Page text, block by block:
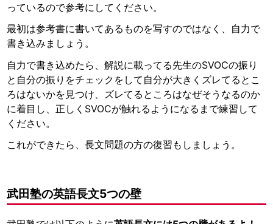
っているので参考にしてください。
最初は参考書に書いてあるものを写すのではなく、自力で
書き込みましょう。
自力で書き込めたら、解説に載ってる先生のSVOCの振り
と自分の振りをチェックをして自分が大きくズレてるとこ
ろはないかを見つけ、ズレてるところはなぜそうなるのか
に着目し、正しくSVOCが触れるようになるまで練習して
ください。
これができたら、長文問題の方の復習もしましょう。
武田塾の英語長文5つの壁